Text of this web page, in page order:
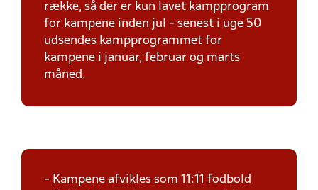
række, så der er kun lavet kampprogram
for kampene inden jul - senest i uge 50
udsendes kampprogrammet for
kampene i januar, februar og marts
måned.
- Kampene afvikles som 11:11 fodbold